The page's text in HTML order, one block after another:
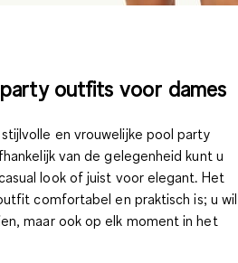
outfits voor dames
stijlvolle en vrouwelijke pool party
van de gelegenheid kunt u
look of juist voor elegant. Het
comfortabel en praktisch is; u
maar ook op elk moment in het